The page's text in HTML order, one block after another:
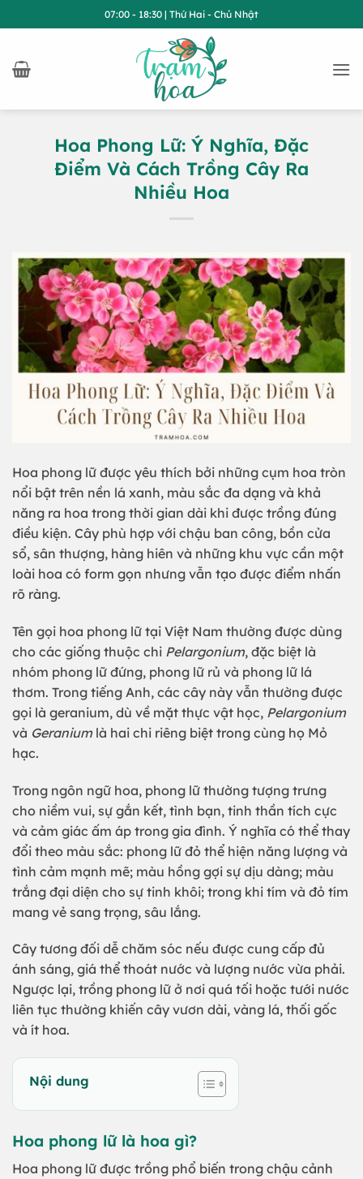
qua
dung
07:00 - 18:30 | Thứ Hai - Chủ Nhật
Hoa Phong Lữ: Ý Nghĩa, Đặc
Điểm Và Cách Trồng Cây Ra
Nhiều Hoa
Hoa phong lữ được yêu thích bởi những cụm hoa tròn
nổi bật trên nền lá xanh, màu sắc đa dạng và khả
năng ra hoa trong thời gian dài khi được trồng đúng
điều kiện. Cây phù hợp với chậu ban công, bồn cửa
sổ, sân thượng, hàng hiên và những khu vực cần một
loài hoa có form gọn nhưng vẫn tạo được điểm nhấn
rõ ràng.
Tên gọi hoa phong lữ tại Việt Nam thường được dùng
cho các giống thuộc chi Pelargonium, đặc biệt là
nhóm phong lữ đứng, phong lữ rủ và phong lữ lá
thơm. Trong tiếng Anh, các cây này vẫn thường được
gọi là geranium, dù về mặt thực vật học, Pelargonium
và Geranium là hai chi riêng biệt trong cùng họ Mỏ
hạc.
Trong ngôn ngữ hoa, phong lữ thường tượng trưng
cho niềm vui, sự gắn kết, tình bạn, tinh thần tích cực
và cảm giác ấm áp trong gia đình. Ý nghĩa có thể thay
đổi theo màu sắc: phong lữ đỏ thể hiện năng lượng và
tình cảm mạnh mẽ; màu hồng gợi sự dịu dàng; màu
trắng đại diện cho sự tinh khôi; trong khi tím và đỏ tím
mang vẻ sang trọng, sâu lắng.
Cây tương đối dễ chăm sóc nếu được cung cấp đủ
ánh sáng, giá thể thoát nước và lượng nước vừa phải.
Ngược lại, trồng phong lữ ở nơi quá tối hoặc tưới nước
liên tục thường khiến cây vươn dài, vàng lá, thối gốc
và ít hoa.
Nội dung
Hoa phong lữ là hoa gì?
Hoa phong lữ được trồng phổ biến trong chậu cảnh